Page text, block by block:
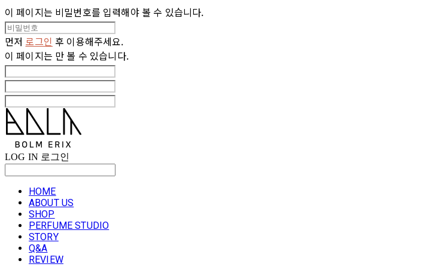
이 페이지는 비밀번호를 입력해야 볼 수 있습니다.
먼저 로그인 후 이용해주세요.
이 페이지는 만 볼 수 있습니다.
LOG IN 로그인
HOME
ABOUT US
SHOP
PERFUME STUDIO
STORY
Q&A
REVIEW